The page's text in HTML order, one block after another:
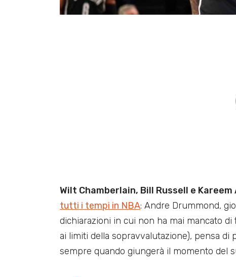
Wilt Chamberlain, Bill Russell e
tutti i tempi in NBA: Andre Drummond,
dichiarazioni in cui non ha mai mancato
ai limiti della sopravvalutazione), pensa
sempre quando giungerà il momento del